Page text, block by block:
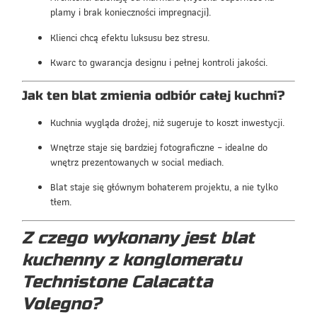
plamy i brak konieczności impregnacji).
Klienci chcą efektu luksusu bez stresu.
Kwarc to gwarancja designu i pełnej kontroli jakości.
Jak ten blat zmienia odbiór całej kuchni?
Kuchnia wygląda drożej, niż sugeruje to koszt inwestycji.
Wnętrze staje się bardziej fotograficzne – idealne do
wnętrz prezentowanych w social mediach.
Blat staje się głównym bohaterem projektu, a nie tylko
tłem.
Z czego wykonany jest blat
kuchenny z konglomeratu
Technistone Calacatta
Volegno?